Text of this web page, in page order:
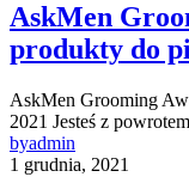
AskMen
produkty do
AskMen Grooming
2021 Jesteś z
byadmin
1 grudnia, 2021